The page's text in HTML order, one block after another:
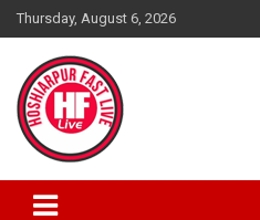
Skip
to
content
Thursday, August 6, 2026